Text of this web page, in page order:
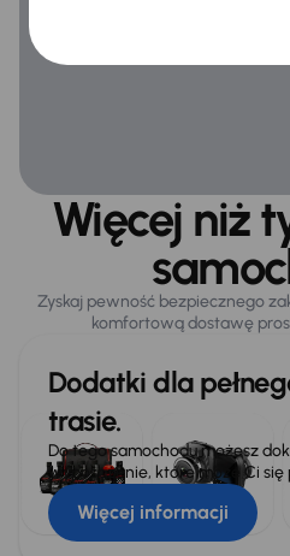
Więcej niż
Zyskaj pewność bezpiecznego
komfortową dostawę
Dodatki dla
trasie.
Do tego samochodu możesz
wyposażenie, które może Ci
Więcej informacji